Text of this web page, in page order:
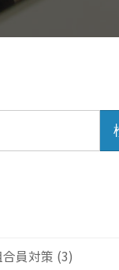
員対策 (3)